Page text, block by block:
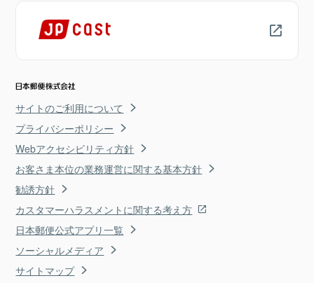
サイトのご利用について
プライバシーポリシー
Webアクセシビリティ方針
お客さま本位の業務運営に関する基本方針
勧誘方針
カスタマーハラスメントに関する考え方
日本郵便公式アプリ一覧
ソーシャルメディア
サイトマップ